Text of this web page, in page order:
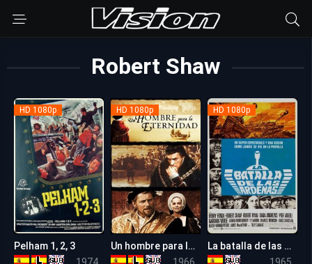
Robert Shaw
HD 1080p
Pelham 1, 2, 3
1974
HD 1080p
Un hombre para la eternidad (Un hombre de dos reinos)
1966
HD 1080p
La batalla de las Ardenas
1965